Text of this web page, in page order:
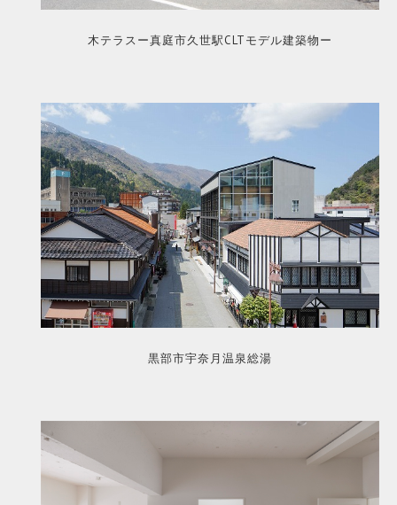
木テラスー真庭市久世駅CLTモデル建築物ー
黒部市宇奈月温泉総湯